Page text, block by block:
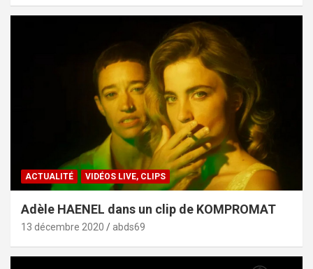
ACTUALITÉ VIDÉOS LIVE, CLIPS
Adèle HAENEL dans un clip de KOMPROMAT
13 décembre 2020 abds69